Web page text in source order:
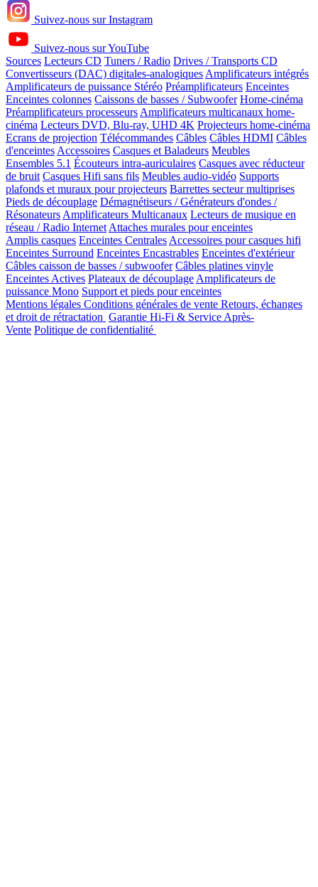
Suivez-nous sur Instagram
Suivez-nous sur YouTube
Sources Lecteurs CD Tuners / Radio Drives / Transports CD
Convertisseurs (DAC) digitales-analogiques Amplificateurs intégrés
Amplificateurs de puissance Stéréo Préamplificateurs Enceintes
Enceintes colonnes Caissons de basses / Subwoofer Home-cinéma
Préamplificateurs processeurs Amplificateurs multicanaux home-
cinéma Lecteurs DVD, Blu-ray, UHD 4K Projecteurs home-cinéma
Ecrans de projection Télécommandes Câbles Câbles HDMI Câbles
d'enceintes Accessoires Casques et Baladeurs Meubles
Ensembles 5.1 Écouteurs intra-auriculaires Casques avec réducteur
de bruit Casques Hifi sans fils Meubles audio-vidéo Supports
plafonds et muraux pour projecteurs Barrettes secteur multiprises
Pieds de découplage Démagnétiseurs / Générateurs d'ondes /
Résonateurs Amplificateurs Multicanaux Lecteurs de musique en
réseau / Radio Internet Attaches murales pour enceintes
Amplis casques Enceintes Centrales Accessoires pour casques hifi
Enceintes Surround Enceintes Encastrables Enceintes d'extérieur
Câbles caisson de basses / subwoofer Câbles platines vinyle
Enceintes Actives Plateaux de découplage Amplificateurs de
puissance Mono Support et pieds pour enceintes
Mentions légales Conditions générales de vente Retours, échanges
et droit de rétractation Garantie Hi-Fi & Service Après-
Vente Politique de confidentialité